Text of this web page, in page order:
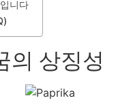
니다
의 상징성